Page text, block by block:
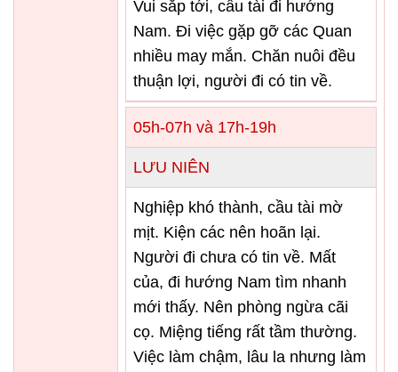
Vui sắp tới, cầu tài đi hướng
Nam. Đi việc gặp gỡ các Quan
nhiều may mắn. Chăn nuôi đều
thuận lợi, người đi có tin về.
05h-07h và 17h-19h
LƯU NIÊN
Nghiệp khó thành, cầu tài mờ
mịt. Kiện các nên hoãn lại.
Người đi chưa có tin về. Mất
của, đi hướng Nam tìm nhanh
mới thấy. Nên phòng ngừa cãi
cọ. Miệng tiếng rất tầm thường.
Việc làm chậm, lâu la nhưng làm